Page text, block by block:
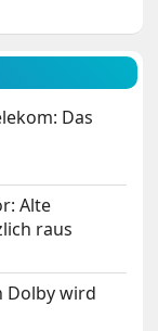
Das
Alte
raus
Dolby wird